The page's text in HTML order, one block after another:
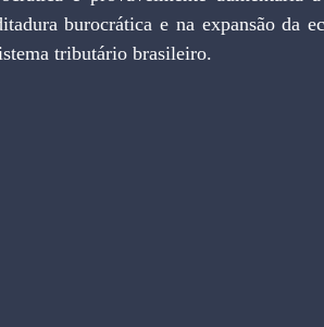
burocrática e na expansão da
tributário brasileiro.